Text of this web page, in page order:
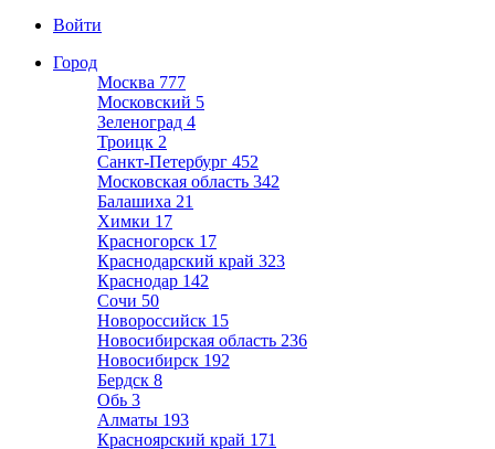
Войти
Город
Москва 777
Московский 5
Зеленоград 4
Троицк 2
Санкт-Петербург 452
Московская область 342
Балашиха 21
Химки 17
Красногорск 17
Краснодарский край 323
Краснодар 142
Сочи 50
Новороссийск 15
Новосибирская область 236
Новосибирск 192
Бердск 8
Обь 3
Алматы 193
Красноярский край 171